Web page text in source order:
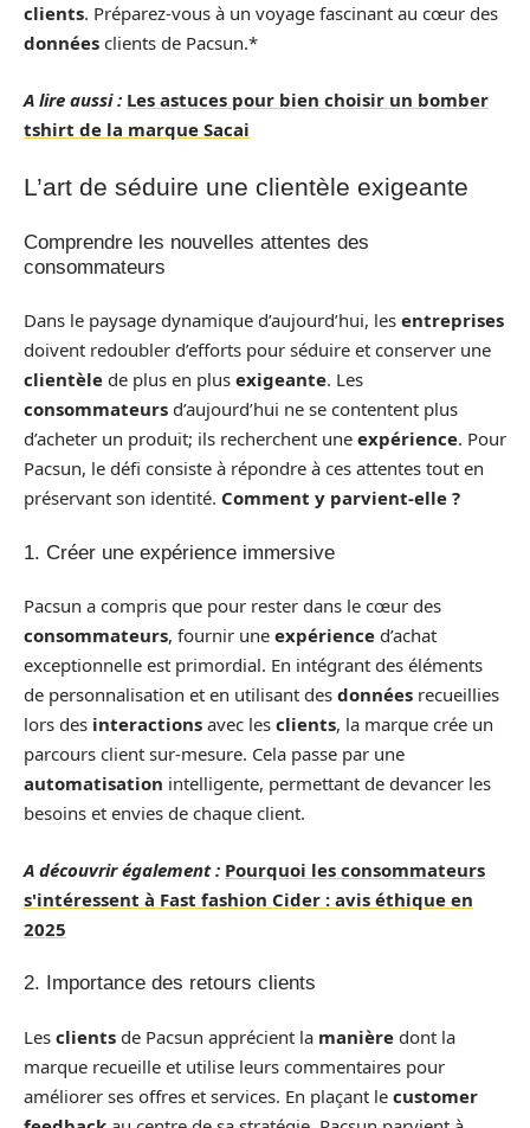
clients. Préparez-vous à un voyage fascinant au cœur des
données clients de Pacsun.*
A lire aussi : Les astuces pour bien choisir un bomber
tshirt de la marque Sacai
L’art de séduire une clientèle exigeante
Comprendre les nouvelles attentes des
consommateurs
Dans le paysage dynamique d’aujourd’hui, les entreprises
doivent redoubler d’efforts pour séduire et conserver une
clientèle de plus en plus exigeante. Les
consommateurs d’aujourd’hui ne se contentent plus
d’acheter un produit; ils recherchent une expérience. Pour
Pacsun, le défi consiste à répondre à ces attentes tout en
préservant son identité. Comment y parvient-elle ?
1. Créer une expérience immersive
Pacsun a compris que pour rester dans le cœur des
consommateurs, fournir une expérience d’achat
exceptionnelle est primordial. En intégrant des éléments
de personnalisation et en utilisant des données recueillies
lors des interactions avec les clients, la marque crée un
parcours client sur-mesure. Cela passe par une
automatisation intelligente, permettant de devancer les
besoins et envies de chaque client.
A découvrir également : Pourquoi les consommateurs
s'intéressent à Fast fashion Cider : avis éthique en
2025
2. Importance des retours clients
Les clients de Pacsun apprécient la manière dont la
marque recueille et utilise leurs commentaires pour
améliorer ses offres et services. En plaçant le customer